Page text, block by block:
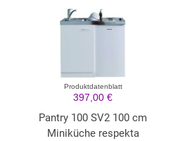
Produktdatenblatt
397,00 €
Pantry 100 SV2 100 cm
Miniküche respekta